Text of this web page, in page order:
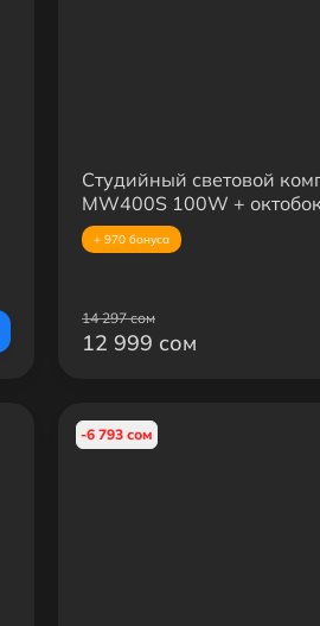
Студийный световой
MW400S 100W +
BobbyStudio + стойка 2.8 м
+ 970 бонуса
14 297 сом
12 999 сом
-6 793 сом